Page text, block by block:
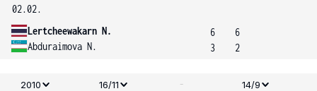
02.02.
Lertcheewakarn N.
Abduraimova N.
6
3
6
2
2010 16/11 -
14/9